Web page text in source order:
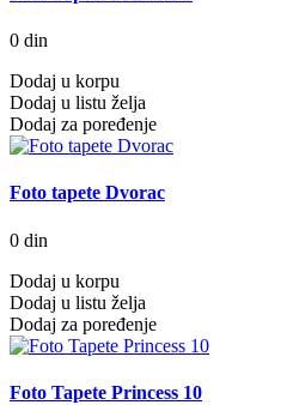
0 din
Dodaj u korpu
Dodaj u listu želja
Dodaj za poređenje
Foto tapete Dvorac
0 din
Dodaj u korpu
Dodaj u listu želja
Dodaj za poređenje
Foto Tapete Princess 10